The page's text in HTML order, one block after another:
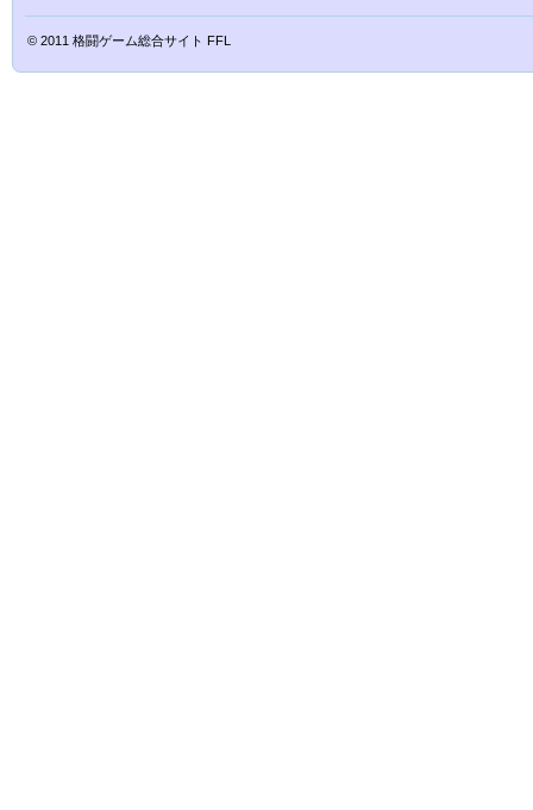
© 2011 格闘ゲーム総合サイト FFL